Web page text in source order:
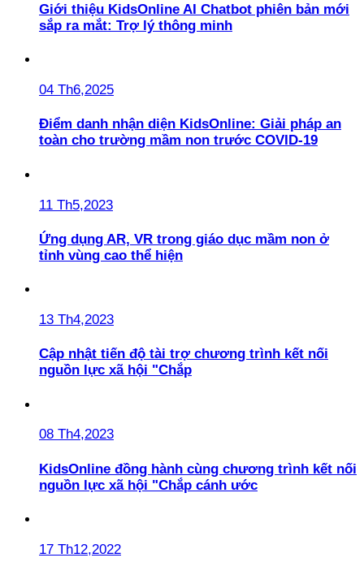
Giới thiệu KidsOnline AI Chatbot phiên bản mới
sắp ra mắt: Trợ lý thông minh
04 Th6,2025
Điểm danh nhận diện KidsOnline: Giải pháp an
toàn cho trường mầm non trước COVID-19
11 Th5,2023
Ứng dụng AR, VR trong giáo dục mầm non ở
tỉnh vùng cao thể hiện
13 Th4,2023
Cập nhật tiến độ tài trợ chương trình kết nối
nguồn lực xã hội "Chắp
08 Th4,2023
KidsOnline đồng hành cùng chương trình kết nối
nguồn lực xã hội "Chắp cánh ước
17 Th12,2022